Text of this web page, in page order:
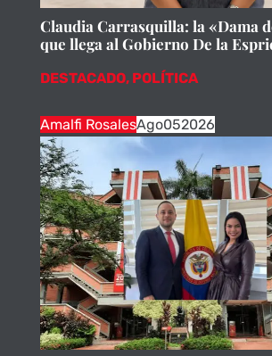
Claudia Carrasquilla: la «Dama
que llega al Gobierno De la
DESTACADO, POLÍTICA
Amalfi RosalesAgo052026